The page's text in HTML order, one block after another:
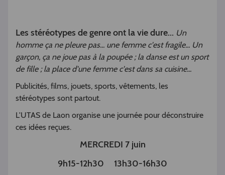
Les stéréotypes de genre ont la vie dure... Un
homme ça ne pleure pas... une femme c'est fragile... Un
garçon, ça ne joue pas à la poupée ; la danse est un sport
de fille ; la place d'une femme c'est dans sa cuisine...
Publicités, films, jouets, sports, vêtements, les
stéréotypes sont partout.
L'UTAS de Laon organise une journée pour déconstruire
ces idées reçues.
MERCREDI 7 juin
9h15-12h30 13h30-16h30